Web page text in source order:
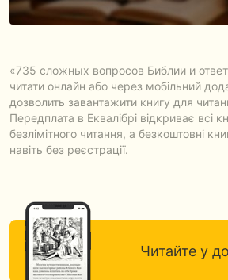
«735 сложных вопросов Библии и
читати онлайн або через мобільний
дозволить завантажити книгу для
Передплата в Еквалібрі відкриває всі
безлімітного читання, а безкоштовні
навіть без реєстрації.
Читайте у